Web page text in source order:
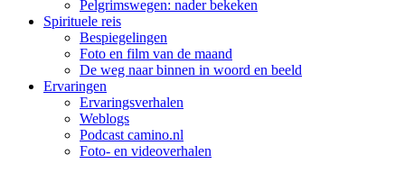
Pelgrimswegen: nader bekeken
Spirituele reis
Bespiegelingen
Foto en film van de maand
De weg naar binnen in woord en beeld
Ervaringen
Ervaringsverhalen
Weblogs
Podcast camino.nl
Foto- en videoverhalen